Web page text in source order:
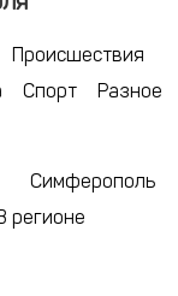
Происшествия
Спорт Разное
Симферополь
регионе